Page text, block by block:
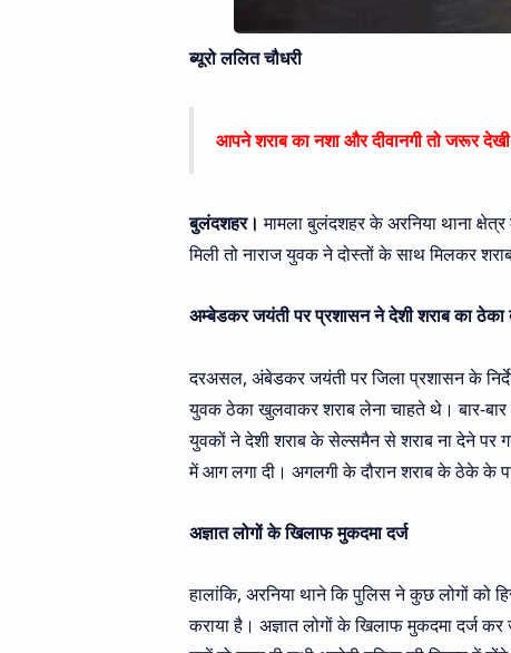
ब्यूरो ललित चौधरी
आपने शराब का नशा और दीवानगी तो जरूर
बुलंदशहर। मामला बुलंदशहर के अरनिया थाना
मिली तो नाराज युवक ने दोस्तों के साथ मिलकर
अम्बेडकर जयंती पर प्रशासन ने देशी शराब का ठेका
दरअसल, अंबेडकर जयंती पर जिला प्रशासन के
युवक ठेका खुलवाकर शराब लेना चाहते थे। बार-
युवकों ने देशी शराब के सेल्समैन से शराब ना देने पर
में आग लगा दी। अगलगी के दौरान शराब के ठेके के
अज्ञात लोगों के खिलाफ मुकदमा दर्ज
हालांकि, अरनिया थाने कि पुलिस ने कुछ लोगों को
कराया है। अज्ञात लोगों के खिलाफ मुकदमा दर्ज